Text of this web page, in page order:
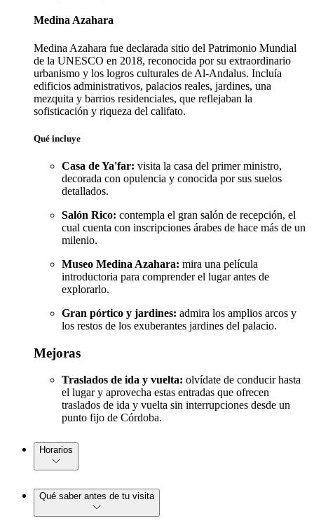
Medina Azahara
Medina Azahara fue declarada sitio del Patrimonio Mundial
de la UNESCO en 2018, reconocida por su extraordinario
urbanismo y los logros culturales de Al-Andalus. Incluía
edificios administrativos, palacios reales, jardines, una
mezquita y barrios residenciales, que reflejaban la
sofisticación y riqueza del califato.
Qué incluye
Casa de Ya'far: visita la casa del primer ministro,
decorada con opulencia y conocida por sus suelos
detallados.
Salón Rico: contempla el gran salón de recepción, el
cual cuenta con inscripciones árabes de hace más de un
milenio.
Museo Medina Azahara: mira una película
introductoria para comprender el lugar antes de
explorarlo.
Gran pórtico y jardines: admira los amplios arcos y
los restos de los exuberantes jardines del palacio.
Mejoras
Traslados de ida y vuelta: olvídate de conducir hasta
el lugar y aprovecha estas entradas que ofrecen
traslados de ida y vuelta sin interrupciones desde un
punto fijo de Córdoba.
Horarios
Qué saber antes de tu visita